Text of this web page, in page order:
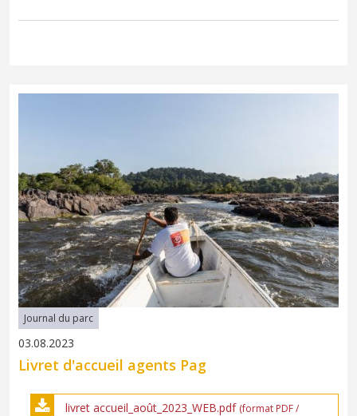
Journal du parc
03.08.2023
Livret d'accueil agents Pag
livret accueil_août_2023_WEB.pdf (format PDF /